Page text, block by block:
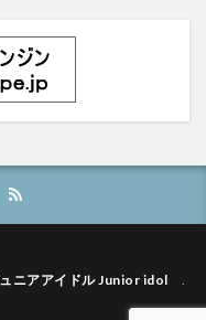
ニアアイドル Junior idol